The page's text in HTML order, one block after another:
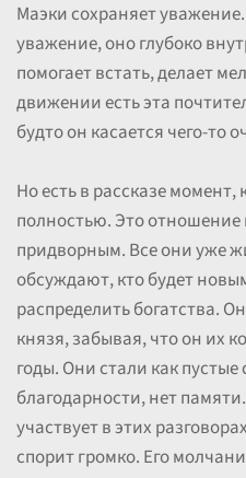
Маэки сохраняет
уважение, оно глубоко
помогает встать, делает
движении есть эта
будто он касается чего-то
Но есть в рассказе
полностью. Это отношение
придворным. Все они уже
обсуждают, кто будет
распределить богатства.
князя, забывая, что он их
годы. Они стали как
благодарности, нет
участвует в этих
спорит громко. Его